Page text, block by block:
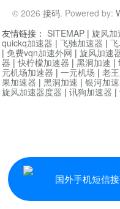
© 2026 接码. Powered by:
国外手机短信
友情链接： SITEMAP | 旋风加
quickq加速器 | 飞驰加速器 |
| 免费vqn加速外网 | 旋风加速
器 |快柠檬加速器 | 黑洞加速 |
元机场加速器 | 一元机场 | 老
果加速器 | 黑洞加速 | 银河加
旋风加速器度器 | 讯狗加速器 |